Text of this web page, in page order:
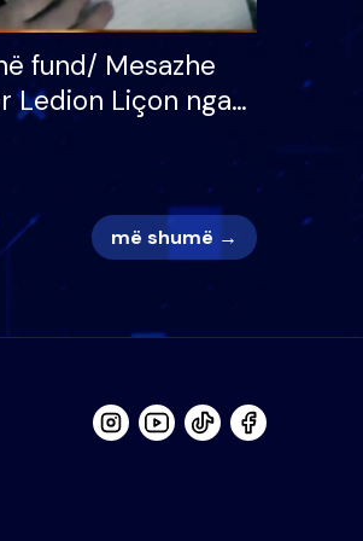
fund/ Mesazhe
Ledion Liçon nga
Nuk meritoj…
më shumë →